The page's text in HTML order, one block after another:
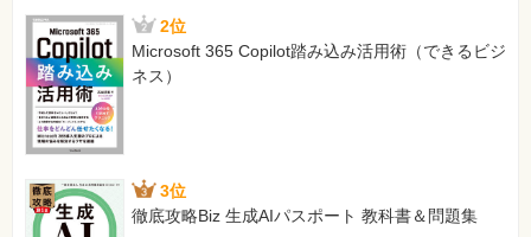
メタン11.2Lは、22.4÷11.2＝0.5モルに相当……
[正]
メタン11.2Lは、11.2÷22.4＝0.5モルに相当……
182ページ ページ最下方、問12「合格のツボ」の【5】
[誤]
酸化銅（赤さび）
[正]
2位
Microsoft 365 Copilot踏み込み活用術（できるビジ
ネス）
3位
徹底攻略Biz 生成AIパスポート 教科書＆問題集